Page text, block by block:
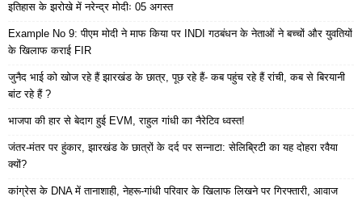
इतिहास के झरोखे में नरेन्द्र मोदीः 05 अगस्त
Example No 9: पीएम मोदी ने माफ किया पर INDI गठबंधन के नेताओं ने बच्चों और युवतियों
के खिलाफ कराई FIR
जुनैद भाई को खोज रहे हैं झारखंड के छात्र, पूछ रहे हैं- कब पहुंच रहे हैं रांची, कब से बिरयानी
बांट रहे हैं ?
भाजपा की हार से बेदाग हुई EVM, राहुल गांधी का नैरेटिव ध्वस्त!
जंतर-मंतर पर हुंकार, झारखंड के छात्रों के दर्द पर सन्नाटा: सेलिब्रिटी का यह दोहरा रवैया
क्यों?
कांग्रेस के DNA में तानाशाही, नेहरू-गांधी परिवार के खिलाफ लिखने पर गिरफ्तारी, आवाज